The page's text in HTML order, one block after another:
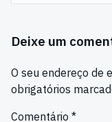
Deixe um
O seu endereço de
obrigatórios
Comentário *